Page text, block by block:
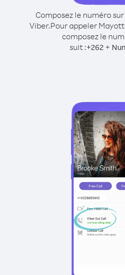
Composez le numéro
Viber.Pour appeler
composez le
suit :+262+